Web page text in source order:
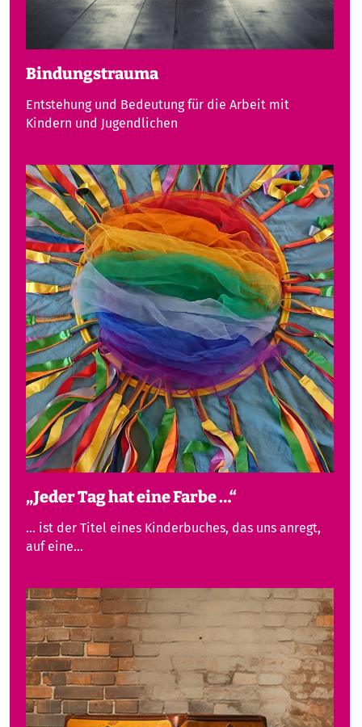
Bindungstrauma
Entstehung und Bedeutung für die Arbeit mit
Kindern und Jugendlichen
„Jeder Tag hat eine Farbe …“
... ist der Titel eines Kinderbuches, das uns anregt,
auf eine…